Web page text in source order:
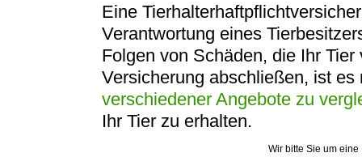
Eine
Verantwortung eines
Folgen von Schäden, die Ihr
Versicherung abschließen, ist
verschiedener Angebote zu
Ihr Tier zu erhalten.
Wir bitte Sie um